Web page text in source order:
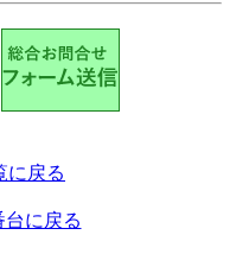
に戻る
に戻る